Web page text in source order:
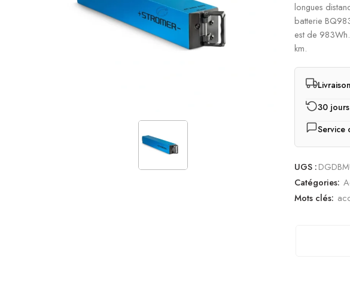
longues
batterie
est de
km.
30
Service
UGS :
Catégories:
Mots clés: